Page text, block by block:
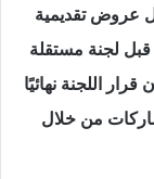
عروض تقديمية
من قبل لجنة مستقلة
قرار اللجنة نهائيًا
من خلال